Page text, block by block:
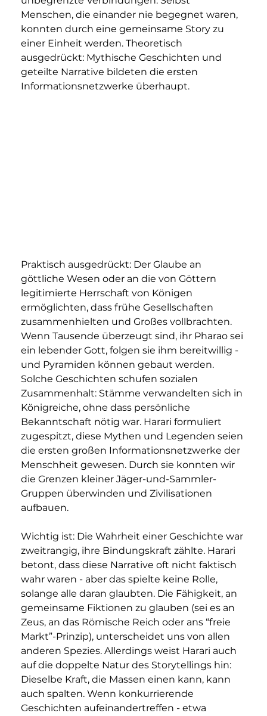
Menschen, die einander nie begegnet waren,
konnten durch eine gemeinsame Story zu
einer Einheit werden. Theoretisch
ausgedrückt: Mythische Geschichten und
geteilte Narrative bildeten die ersten
Informationsnetzwerke überhaupt.
Praktisch ausgedrückt: Der Glaube an
göttliche Wesen oder an die von Göttern
legitimierte Herrschaft von Königen
ermöglichten, dass frühe Gesellschaften
zusammenhielten und Großes vollbrachten.
Wenn Tausende überzeugt sind, ihr Pharao sei
ein lebender Gott, folgen sie ihm bereitwillig -
und Pyramiden können gebaut werden.
Solche Geschichten schufen sozialen
Zusammenhalt: Stämme verwandelten sich in
Königreiche, ohne dass persönliche
Bekanntschaft nötig war. Harari formuliert
zugespitzt, diese Mythen und Legenden seien
die ersten großen Informationsnetzwerke der
Menschheit gewesen. Durch sie konnten wir
die Grenzen kleiner Jäger-und-Sammler-
Gruppen überwinden und Zivilisationen
aufbauen.
Wichtig ist: Die Wahrheit einer Geschichte war
zweitrangig, ihre Bindungskraft zählte. Harari
betont, dass diese Narrative oft nicht faktisch
wahr waren - aber das spielte keine Rolle,
solange alle daran glaubten. Die Fähigkeit, an
gemeinsame Fiktionen zu glauben (sei es an
Zeus, an das Römische Reich oder ans “freie
Markt”-Prinzip), unterscheidet uns von allen
anderen Spezies. Allerdings weist Harari auch
auf die doppelte Natur des Storytellings hin:
Dieselbe Kraft, die Massen einen kann, kann
auch spalten. Wenn konkurrierende
Geschichten aufeinandertreffen - etwa